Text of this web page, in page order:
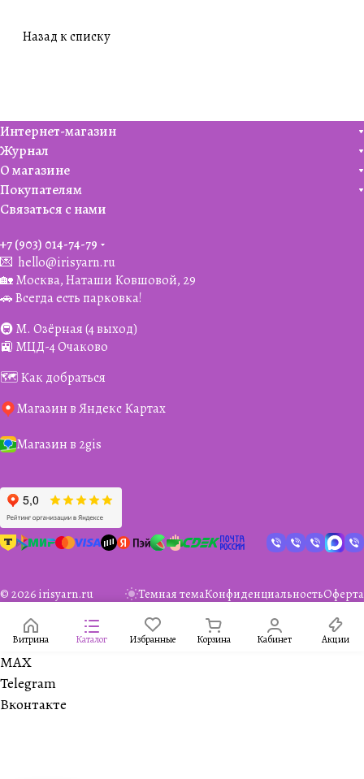
Назад к списку
Интернет-магазин
Журнал
О магазине
Покупателям
Связаться с нами
+7 (903) 014-74-79‬
💌 hello@irisyarn.ru
🏡 Москва, Наташи Ковшовой, 29
🚗 Всегда есть парковка!
🚇 М. Озёрная (4 выход)
🚉 МЦД-4 Очаково
🗺️ Как добраться
Магазин в Яндекс Картах
Магазин в 2gis
© 2026 irisyarn.ru Темная темаКонфиденциальностьОферта
Витрина Каталог Избранные Корзина Кабинет Акции
MAX
Telegram
Вконтакте